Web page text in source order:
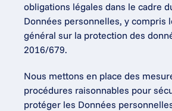
obligations légales dans le cadre
Données personnelles, y compris
général sur la protection des
2016/679.
Nous mettons en place des
procédures raisonnables pour
protéger les Données